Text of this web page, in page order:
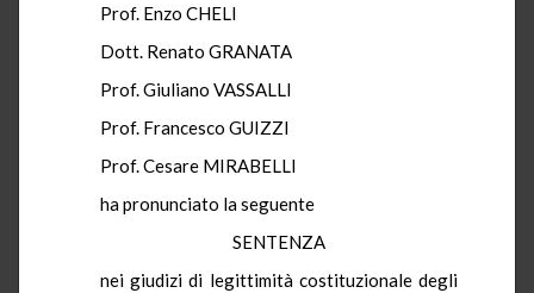
Prof. Enzo CHELI
Dott. Renato GRANATA
Prof. Giuliano VASSALLI
Prof. Francesco GUIZZI
Prof. Cesare MIRABELLI
ha pronunciato la seguente
SENTENZA
nei giudizi di legittimità costituzionale degli